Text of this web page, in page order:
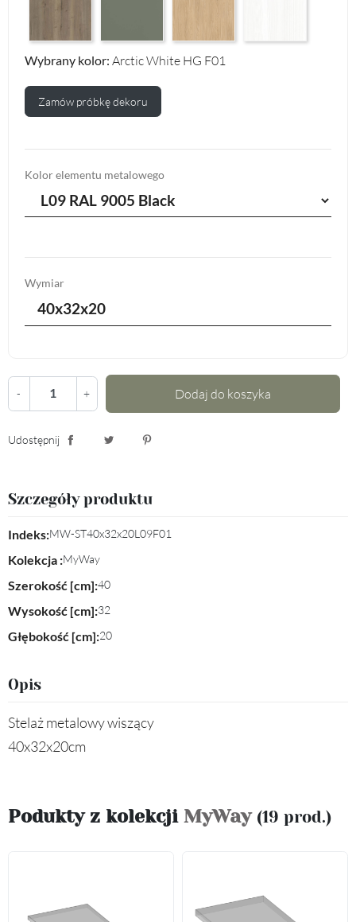
Wybrany kolor: Arctic White HG F01
Zamów próbkę dekoru
Kolor elementu metalowego
Wymiar
40x32x20
- + Dodaj do koszyka
Udostępnij
Szczegóły produktu
Indeks:MW-ST40x32x20L09F01
Kolekcja :MyWay
Szerokość [cm]:40
Wysokość [cm]:32
Głębokość [cm]:20
Opis
Stelaż metalowy wiszący
40x32x20cm
Podukty z kolekcji MyWay (19 prod.)